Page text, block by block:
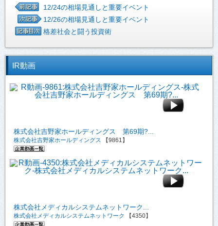
12/24の相場見通しと重要イベント
12/26の相場見通しと重要イベント
格差社会と闘う投資術
IR動画
株式会社吉野家ホールディングス 第69期?...
株式会社吉野家ホールディングス 【9861】
株式会社メディカルシステムネットワーク...
株式会社メディカルシステムネットワーク 【4350】